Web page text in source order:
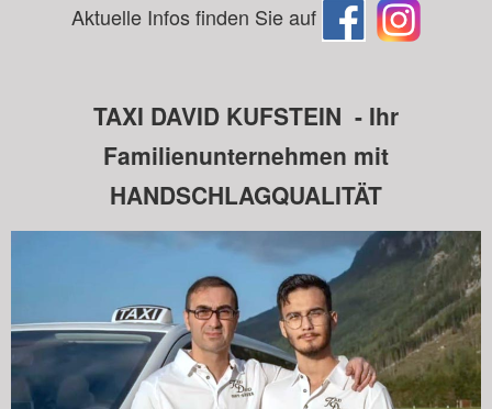
Aktuelle Infos finden Sie auf
TAXI DAVID KUFSTEIN - Ihr
Familienunternehmen mit
HANDSCHLAGQUALITÄT